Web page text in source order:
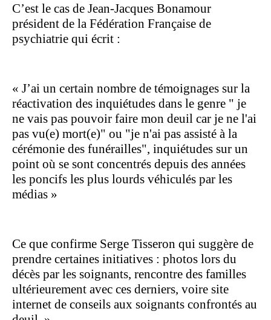
C’est le cas de Jean-Jacques Bonamour
président de la Fédération Française de
psychiatrie qui écrit :
« J’ai un certain nombre de témoignages sur la
réactivation des inquiétudes dans le genre " je
ne vais pas pouvoir faire mon deuil car je ne l'ai
pas vu(e) mort(e)" ou "je n'ai pas assisté à la
cérémonie des funérailles", inquiétudes sur un
point où se sont concentrés depuis des années
les poncifs les plus lourds véhiculés par les
médias »
Ce que confirme Serge Tisseron qui suggère de
prendre certaines initiatives : photos lors du
décès par les soignants, rencontre des familles
ultérieurement avec ces derniers, voire site
internet de conseils aux soignants confrontés au